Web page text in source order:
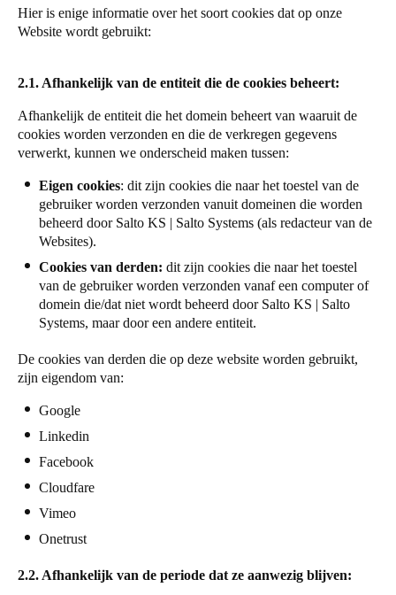
Russian
Polski
Czech Republic
Čeština
Denmark
DanskereEnglish
Sweden
SvenskaEnglish
Norway
Finland
FinnishEnglish
Sla nieuwe selectie op als standaard
Hier is enige informatie over het soort cookies dat op onze
Website wordt gebruikt:
2.1. Afhankelijk van de entiteit die de cookies beheert:
Afhankelijk de entiteit die het domein beheert van waaruit de
cookies worden verzonden en die de verkregen gegevens
verwerkt, kunnen we onderscheid maken tussen:
Eigen cookies: dit zijn cookies die naar het toestel van de
gebruiker worden verzonden vanuit domeinen die worden
beheerd door Salto KS | Salto Systems (als redacteur van de
Websites).
Cookies van derden: dit zijn cookies die naar het toestel
van de gebruiker worden verzonden vanaf een computer of
domein die/dat niet wordt beheerd door Salto KS | Salto
Systems, maar door een andere entiteit.
De cookies van derden die op deze website worden gebruikt,
zijn eigendom van:
Google
Linkedin
Facebook
Cloudfare
Vimeo
Onetrust
2.2. Afhankelijk van de periode dat ze aanwezig blijven: